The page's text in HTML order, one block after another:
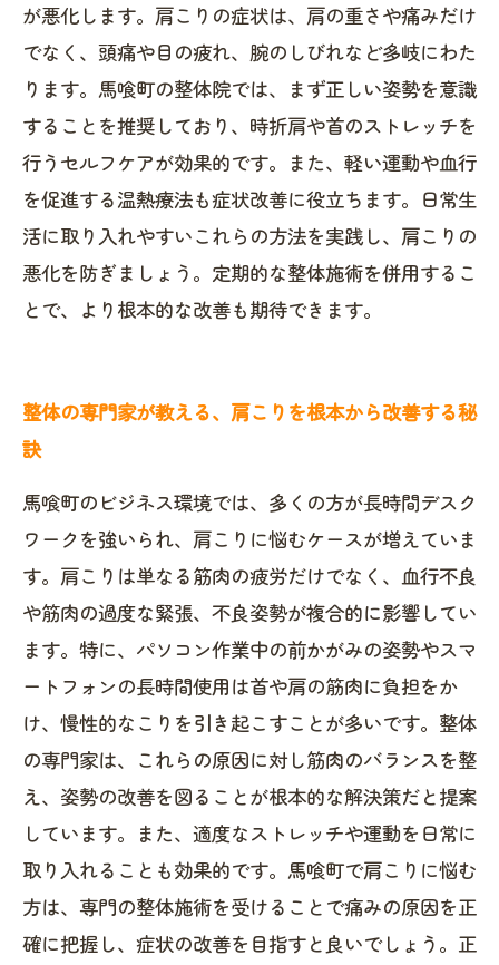
が悪化します。肩こりの症状は、肩の重さや痛みだけ
でなく、頭痛や目の疲れ、腕のしびれなど多岐にわた
ります。馬喰町の整体院では、まず正しい姿勢を意識
することを推奨しており、時折肩や首のストレッチを
行うセルフケアが効果的です。また、軽い運動や血行
を促進する温熱療法も症状改善に役立ちます。日常生
活に取り入れやすいこれらの方法を実践し、肩こりの
悪化を防ぎましょう。定期的な整体施術を併用するこ
とで、より根本的な改善も期待できます。
整体の専門家が教える、肩こりを根本から改善する秘
訣
馬喰町のビジネス環境では、多くの方が長時間デスク
ワークを強いられ、肩こりに悩むケースが増えていま
す。肩こりは単なる筋肉の疲労だけでなく、血行不良
や筋肉の過度な緊張、不良姿勢が複合的に影響してい
ます。特に、パソコン作業中の前かがみの姿勢やスマ
ートフォンの長時間使用は首や肩の筋肉に負担をか
け、慢性的なこりを引き起こすことが多いです。整体
の専門家は、これらの原因に対し筋肉のバランスを整
え、姿勢の改善を図ることが根本的な解決策だと提案
しています。また、適度なストレッチや運動を日常に
取り入れることも効果的です。馬喰町で肩こりに悩む
方は、専門の整体施術を受けることで痛みの原因を正
確に把握し、症状の改善を目指すと良いでしょう。正